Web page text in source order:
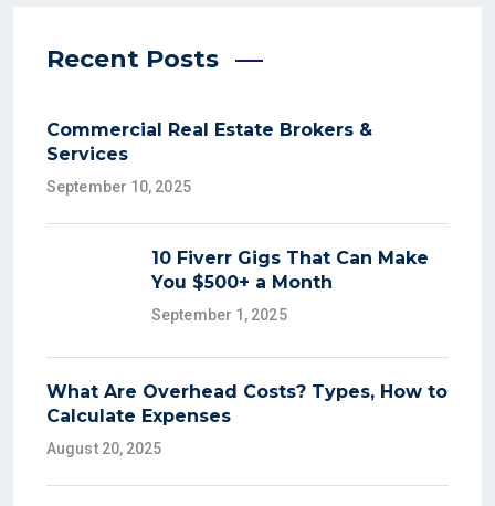
Recent Posts
Commercial Real Estate Brokers &
Services
September 10, 2025
10 Fiverr Gigs That Can Make
You $500+ a Month
September 1, 2025
What Are Overhead Costs? Types, How to
Calculate Expenses
August 20, 2025